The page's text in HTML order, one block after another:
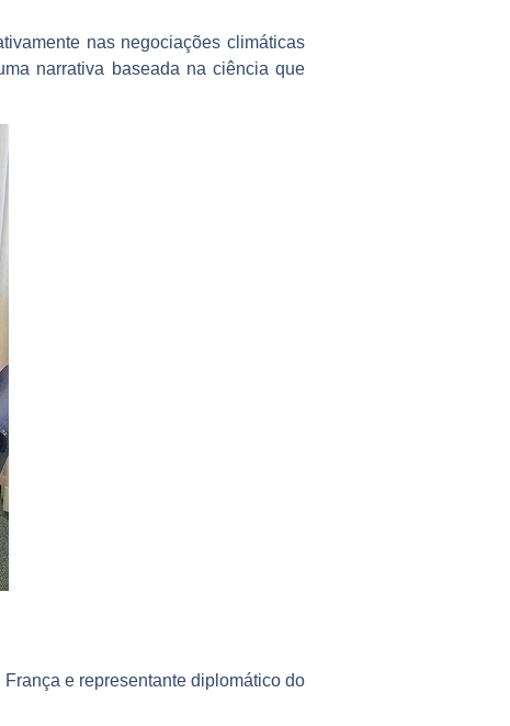
nas negociações climáticas
narrativa baseada na ciência que
e representante diplomático do